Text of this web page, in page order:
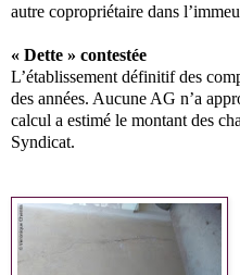
autre copropriétaire dans
« Dette » contestée
L’établissement définitif des
des années. Aucune AG n’a
calcul a estimé le montant des
Syndicat.